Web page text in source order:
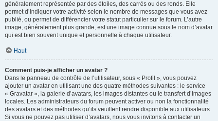
généralement représentée par des étoiles, des carrés ou des ronds. Elle
permet d’indiquer votre activité selon le nombre de messages que vous avez
publié, ou permet de différencier votre statut particulier sur le forum. L’autre
image, généralement plus grande, est une image connue sous le nom d’avatar
qui est bien souvent unique et personnelle à chaque utilisateur.
Haut
Comment puis-je afficher un avatar ?
Dans le panneau de contrôle de l’utilisateur, sous « Profil », vous pouvez
ajouter un avatar en utilisant une des quatre méthodes suivantes : le service
« Gravatar », la galerie d’avatars, les images distantes ou le transfert d’images
locales. Les administrateurs du forum peuvent activer ou non la fonctionnalité
des avatars et des méthodes qu’ils veuillent rendre disponible aux utilisateurs.
Si vous ne pouvez pas utiliser d’avatars, nous vous invitons à contacter un